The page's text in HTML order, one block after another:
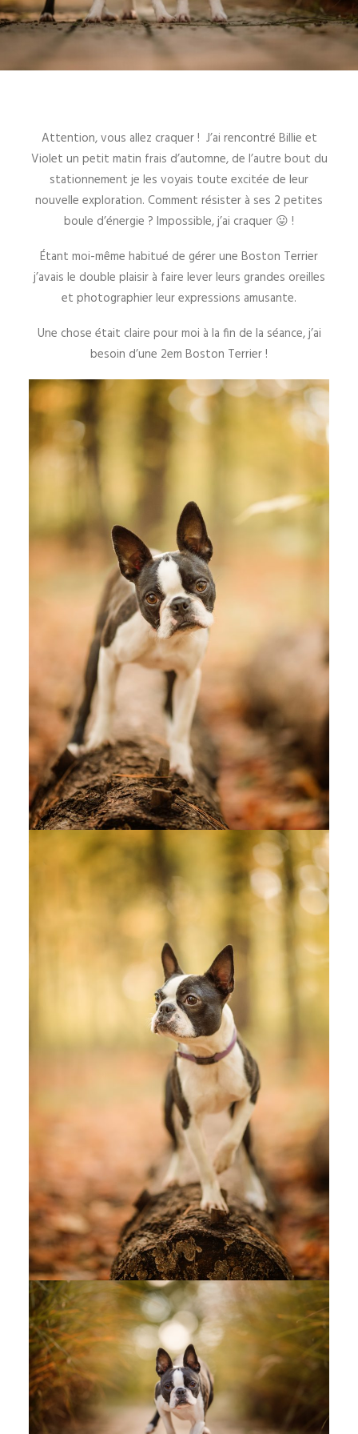
Attention, vous allez craquer ! J’ai rencontré Billie et
Violet un petit matin frais d’automne, de l’autre bout du
stationnement je les voyais toute excitée de leur
nouvelle exploration. Comment résister à ses 2 petites
boule d’énergie ? Impossible, j’ai craquer 😛 !
Étant moi-même habitué de gérer une Boston Terrier
j’avais le double plaisir à faire lever leurs grandes oreilles
et photographier leur expressions amusante.
Une chose était claire pour moi à la fin de la séance, j’ai
besoin d’une 2em Boston Terrier !